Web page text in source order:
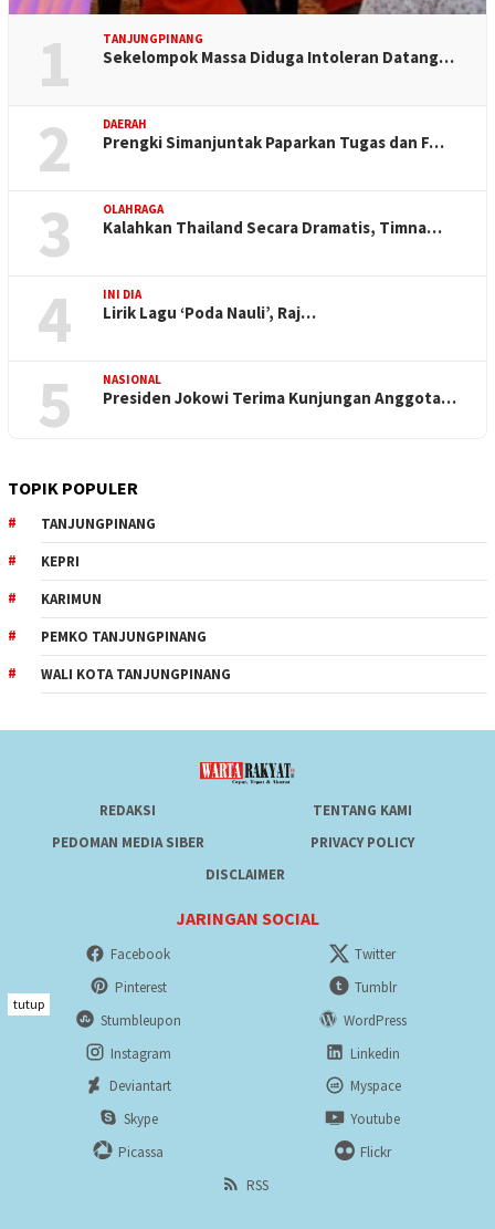
1 TANJUNGPINANG
Sekelompok Massa Diduga Intoleran Datang…
2 DAERAH
Prengki Simanjuntak Paparkan Tugas dan F…
3 OLAHRAGA
Kalahkan Thailand Secara Dramatis, Timna…
4 INI DIA
Lirik Lagu ‘Poda Nauli’, Raj…
5 NASIONAL
Presiden Jokowi Terima Kunjungan Anggota…
TOPIK POPULER
TANJUNGPINANG
KEPRI
KARIMUN
PEMKO TANJUNGPINANG
WALI KOTA TANJUNGPINANG
REDAKSI
TENTANG KAMI
PEDOMAN MEDIA SIBER
PRIVACY POLICY
DISCLAIMER
JARINGAN SOCIAL
Facebook
Twitter
Pinterest
Tumblr
Stumbleupon
WordPress
Instagram
Linkedin
Deviantart
Myspace
Skype
Youtube
Picassa
Flickr
RSS
tutup